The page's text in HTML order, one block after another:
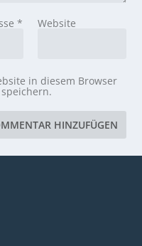
* Website
in diesem Browser